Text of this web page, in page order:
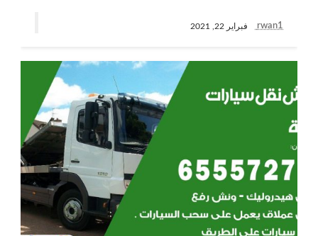
rwan1 فبراير 22, 2021